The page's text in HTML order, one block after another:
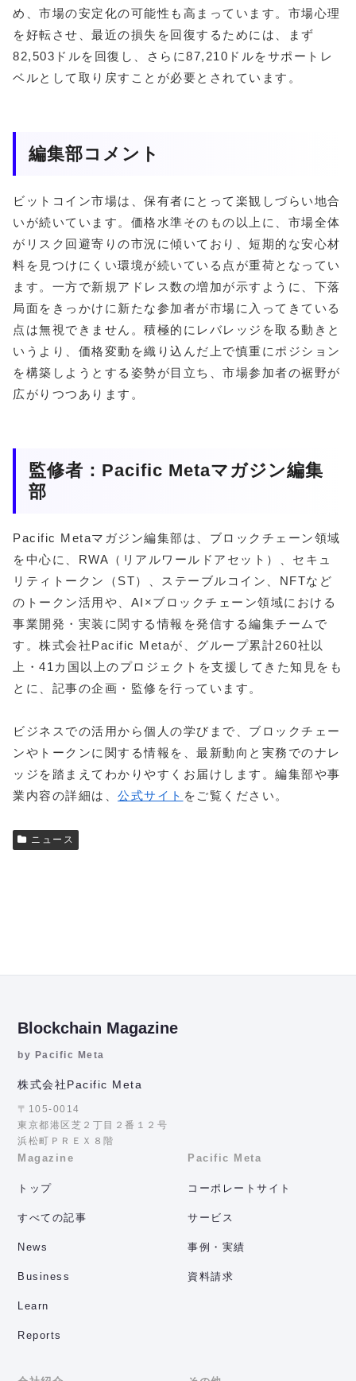
め、市場の安定化の可能性も高まっています。市場心理
を好転させ、最近の損失を回復するためには、まず
82,503ドルを回復し、さらに87,210ドルをサポートレ
ベルとして取り戻すことが必要とされています。
編集部コメント
ビットコイン市場は、保有者にとって楽観しづらい地合
いが続いています。価格水準そのもの以上に、市場全体
がリスク回避寄りの市況に傾いており、短期的な安心材
料を見つけにくい環境が続いている点が重荷となってい
ます。一方で新規アドレス数の増加が示すように、下落
局面をきっかけに新たな参加者が市場に入ってきている
点は無視できません。積極的にレバレッジを取る動きと
いうより、価格変動を織り込んだ上で慎重にポジション
を構築しようとする姿勢が目立ち、市場参加者の裾野が
広がりつつあります。
監修者：Pacific Metaマガジン編集
部
Pacific Metaマガジン編集部は、ブロックチェーン領域
を中心に、RWA（リアルワールドアセット）、セキュ
リティトークン（ST）、ステーブルコイン、NFTなど
のトークン活用や、AI×ブロックチェーン領域における
事業開発・実装に関する情報を発信する編集チームで
す。株式会社Pacific Metaが、グループ累計260社以
上・41カ国以上のプロジェクトを支援してきた知見をも
とに、記事の企画・監修を行っています。
ビジネスでの活用から個人の学びまで、ブロックチェー
ンやトークンに関する情報を、最新動向と実務でのナレ
ッジを踏まえてわかりやすくお届けします。編集部や事
業内容の詳細は、 公式サイト をご覧ください。
ニュース
Blockchain Magazine
by Pacific Meta
株式会社Pacific Meta
〒105-0014
東京都港区芝２丁目２番１２号
浜松町ＰＲＥＸ８階
Magazine
トップ
すべての記事
News
Business
Learn
Reports
Pacific Meta
コーポレートサイト
サービス
事例・実績
資料請求